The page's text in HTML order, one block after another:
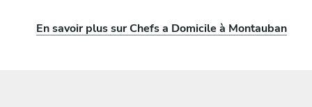
En savoir plus sur Chefs a Domicile à Montauban